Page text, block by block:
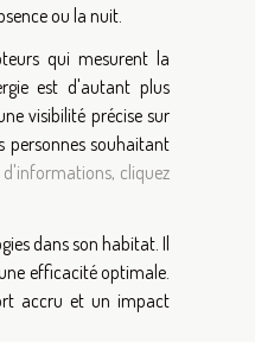
ou la nuit.
qui mesurent la
est d'autant plus
visibilité précise sur
personnes souhaitant
d'informations, cliquez
dans son habitat. Il
efficacité optimale.
accru et un impact